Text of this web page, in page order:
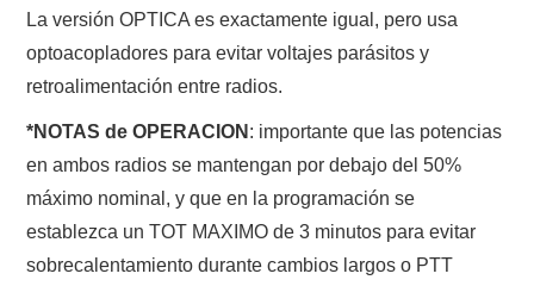
La versión OPTICA es exactamente igual, pero usa
optoacopladores para evitar voltajes parásitos y
retroalimentación entre radios.
*NOTAS de OPERACION : importante que las potencias
en ambos radios se mantengan por debajo del 50%
máximo nominal, y que en la programación se
establezca un TOT MAXIMO de 3 minutos para evitar
sobrecalentamiento durante cambios largos o PTT